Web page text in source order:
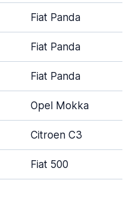
Fiat Panda
Fiat Panda
Fiat Panda
Opel Mokka
Citroen C3
Fiat 500